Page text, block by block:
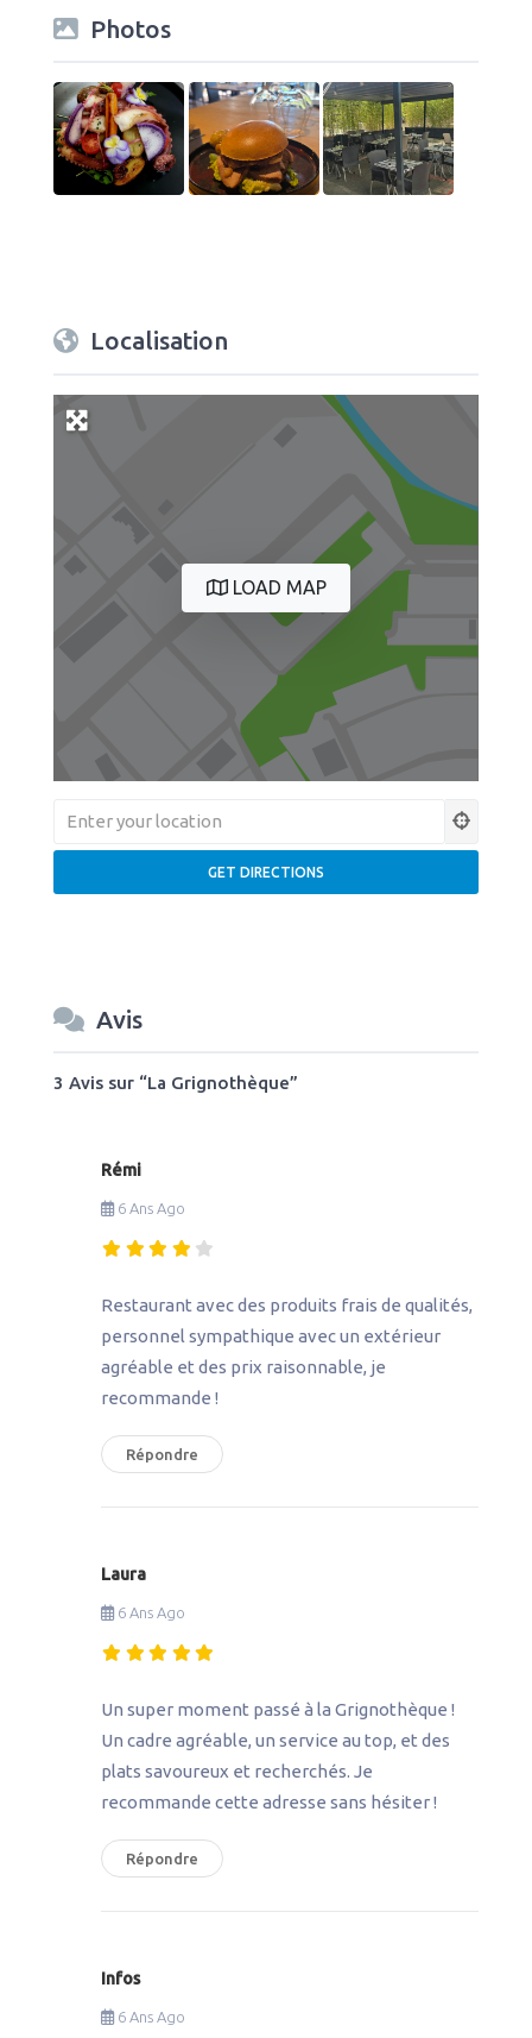
Photos
Localisation
LOAD MAP
Avis
3 Avis sur “La Grignothèque”
Rémi
6 Ans Ago
Restaurant avec des produits frais de qualités,
personnel sympathique avec un extérieur
agréable et des prix raisonnable, je
recommande !
Répondre
Laura
6 Ans Ago
Un super moment passé à la Grignothèque !
Un cadre agréable, un service au top, et des
plats savoureux et recherchés. Je
recommande cette adresse sans hésiter !
Répondre
Infos
6 Ans Ago